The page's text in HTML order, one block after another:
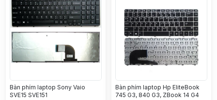
Bàn phím laptop Sony Vaio
SVE15 SVE151
Bàn phím laptop Hp EliteBook
745 G3, 840 G3, ZBook 14 G4